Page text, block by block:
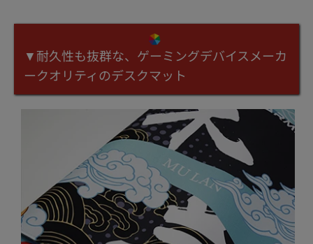
▼耐久性も抜群な、ゲーミングデバイスメーカ
ークオリティのデスクマット